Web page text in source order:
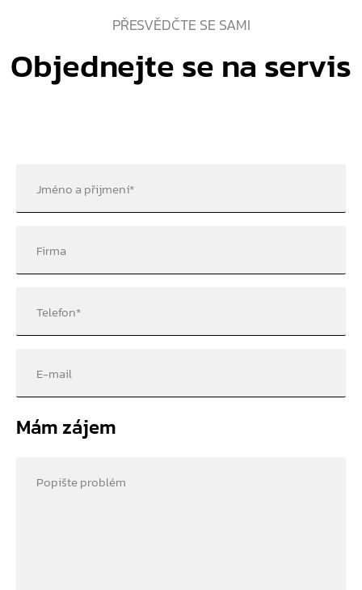
PŘESVĚDČTE SE SAMI
Objednejte se na servis
Jméno a přijmení*
Firma
Telefon*
E-mail
Mám zájem
Popište problém